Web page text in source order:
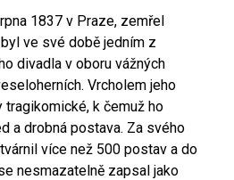
1837 v Praze, zemřel
ve své době jedním z
divadla v oboru vážných
Vrcholem jeho
k čemuž ho
a drobná postava. Za svého
více než 500 postav a do
nesmazatelně zapsal jako